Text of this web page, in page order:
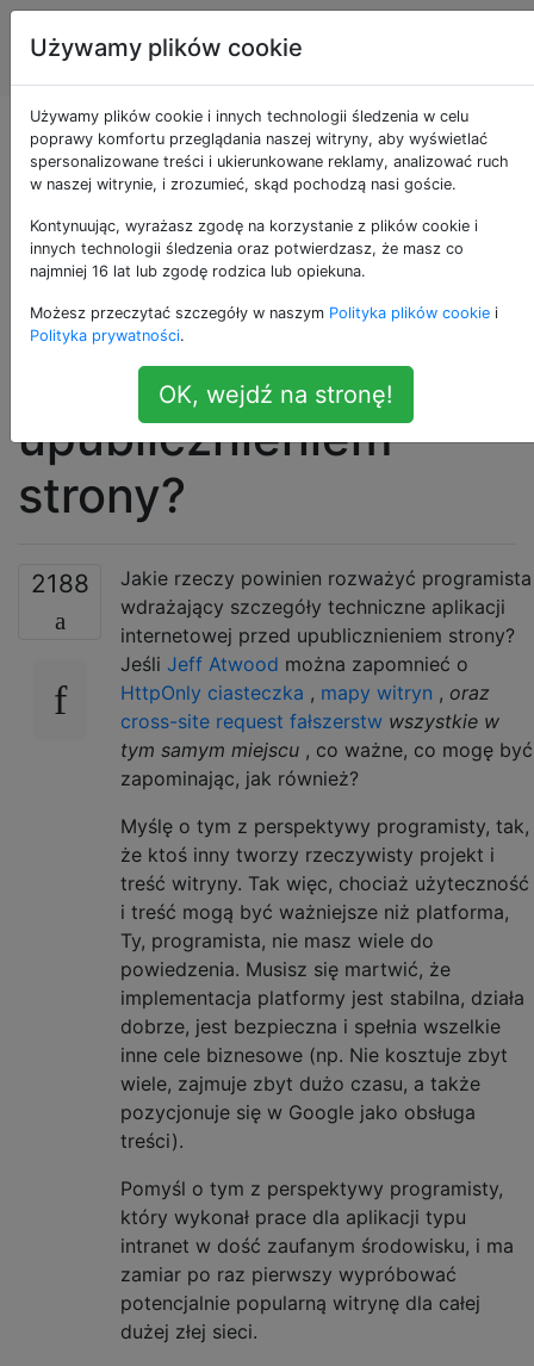
Inżynieria
oprogramowania
Jakie szczegóły
techniczne powinien
rozważyć
programista aplikacji
internetowej przed
upublicznieniem
strony?
2188
Jakie rzeczy powinien rozważyć programista
wdrażający szczegóły techniczne aplikacji
internetowej przed upublicznieniem strony?
Jeśli Jeff Atwood można zapomnieć o
HttpOnly ciasteczka , mapy witryn , oraz
cross-site request fałszerstw wszystkie w
tym samym miejscu , co ważne, co mogę być
zapominając, jak również?
Myślę o tym z perspektywy programisty, tak,
że ktoś inny tworzy rzeczywisty projekt i
treść witryny. Tak więc, chociaż użyteczność
i treść mogą być ważniejsze niż platforma,
Ty, programista, nie masz wiele do
powiedzenia. Musisz się martwić, że
implementacja platformy jest stabilna, działa
dobrze, jest bezpieczna i spełnia wszelkie
inne cele biznesowe (np. Nie kosztuje zbyt
wiele, zajmuje zbyt dużo czasu, a także
pozycjonuje się w Google jako obsługa
treści).
Pomyśl o tym z perspektywy programisty,
który wykonał prace dla aplikacji typu
intranet w dość zaufanym środowisku, i ma
zamiar po raz pierwszy wypróbować
potencjalnie popularną witrynę dla całej
dużej złej sieci.
Używamy plików cookie
Używamy plików cookie i innych technologii śledzenia w celu
poprawy komfortu przeglądania naszej witryny, aby wyświetlać
spersonalizowane treści i ukierunkowane reklamy, analizować ruch
w naszej witrynie, i zrozumieć, skąd pochodzą nasi goście.
Kontynuując, wyrażasz zgodę na korzystanie z plików cookie i
innych technologii śledzenia oraz potwierdzasz, że masz co
najmniej 16 lat lub zgodę rodzica lub opiekuna.
Możesz przeczytać szczegóły w naszym Polityka plików cookie i
Polityka prywatności.
OK, wejdź na stronę!